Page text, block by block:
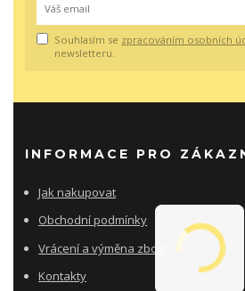
Souhlasím se zpracováním osobních
newsletteru.
INFORMACE PRO
Jak nakupovat
Obchodní podmínky
Vrácení a výměna zboží
Kontakty